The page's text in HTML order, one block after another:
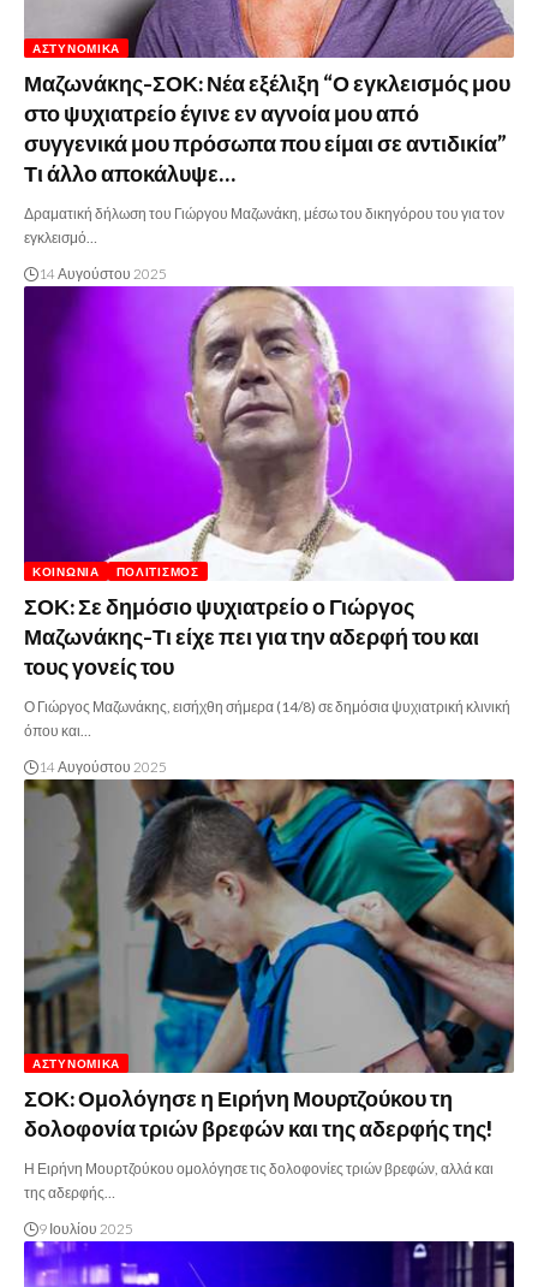
ΑΣΤΥΝΟΜΙΚΆ
Μαζωνάκης-ΣΟΚ: Νέα εξέλιξη “Ο εγκλεισμός μου
στο ψυχιατρείο έγινε εν αγνοία μου από
συγγενικά μου πρόσωπα που είμαι σε αντιδικία”
Τι άλλο αποκάλυψε…
Δραματική δήλωση του Γιώργου Μαζωνάκη, μέσω του δικηγόρου του για τον
εγκλεισμό…
14 Αυγούστου 2025
ΚΟΙΝΩΝΊΑ ΠΟΛΙΤΙΣΜΌΣ
ΣΟΚ: Σε δημόσιο ψυχιατρείο ο Γιώργος
Μαζωνάκης-Τι είχε πει για την αδερφή του και
τους γονείς του
Ο Γιώργος Μαζωνάκης, εισήχθη σήμερα (14/8) σε δημόσια ψυχιατρική κλινική
όπου και…
14 Αυγούστου 2025
ΑΣΤΥΝΟΜΙΚΆ
ΣΟΚ: Ομολόγησε η Ειρήνη Μουρτζούκου τη
δολοφoνία τριών βρεφών και της αδερφής της!
Η Ειρήνη Μουρτζούκου ομολόγησε τις δολοφονίες τριών βρεφών, αλλά και
της αδερφής…
9 Ιουλίου 2025